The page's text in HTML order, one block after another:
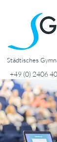
Städtisches
+49 (0) 2406